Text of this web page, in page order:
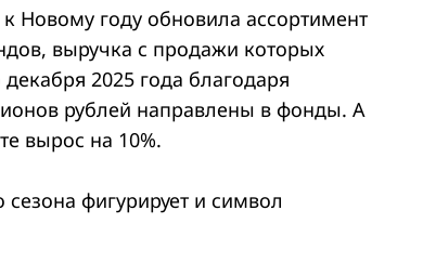
Новому году обновила ассортимент
выручка с продажи которых
2025 года благодаря
рублей направлены в фонды. А
вырос на 10%.
фигурирует и символ